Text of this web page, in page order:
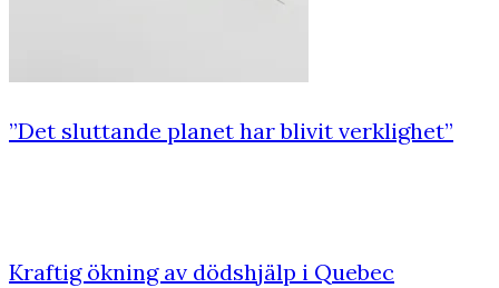
”Det sluttande planet har blivit verklighet”
Kraftig ökning av dödshjälp i Quebec